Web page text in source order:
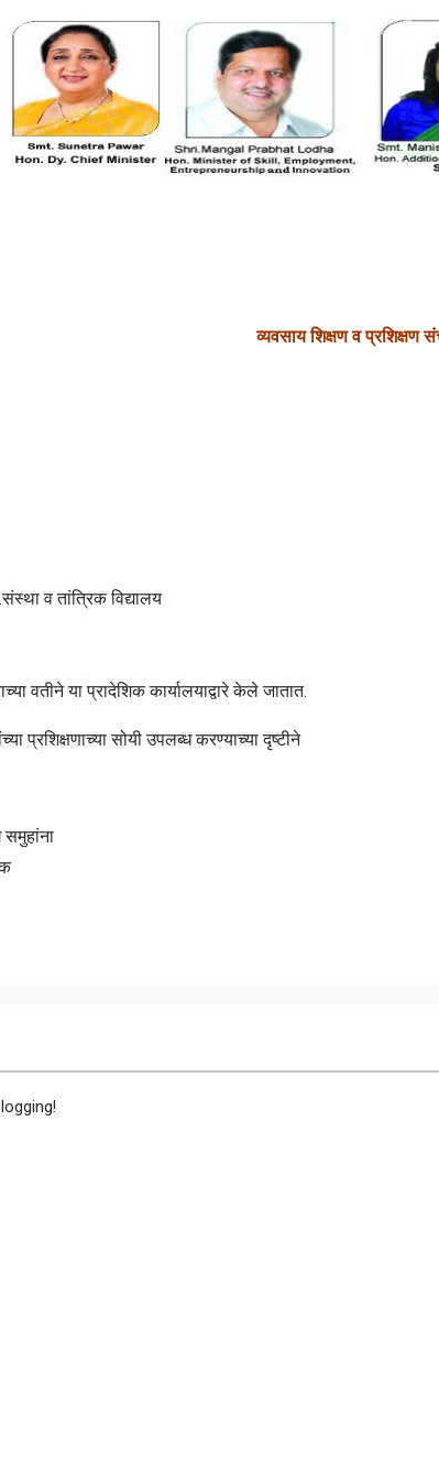
या विभागामध्ये
व तांत्रिक विद्यालय
वतीने या प्रादेशिक कार्यालयाद्वारे केले जातात.
प्रशिक्षणाच्या सोयी उपलब्ध करण्याच्या दृष्टीने
समुहांना